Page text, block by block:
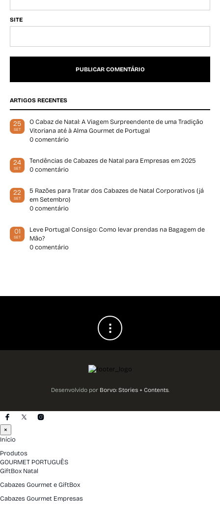
SITE
ARTIGOS RECENTES
25
SET
O Cabaz de Natal: A Viagem Surpreendente de uma Tradição
Vitoriana até à Alma Gourmet de Portugal
0 comentário
24
SET
Tendências de Cabazes de Natal para Empresas em 2025
0 comentário
22
SET
5 Razões para Tratar dos Cabazes de Natal Corporativos (já
em Setembro)
0 comentário
01
SET
Leve Portugal Consigo: Como levar prendas na Bagagem de
Mão?
0 comentário
Desenvolvido por Borvo: Stories + Contents.
×
Início
Produtos
GOURMET PORTUGUÊS
GiftBox Natal
Cabazes Gourmet e GiftBox
Cabazes Gourmet Empresas